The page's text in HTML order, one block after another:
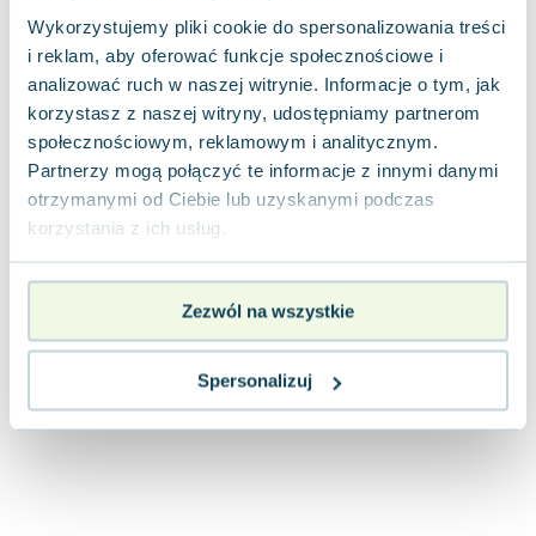
Wykorzystujemy pliki cookie do spersonalizowania treści
i reklam, aby oferować funkcje społecznościowe i
analizować ruch w naszej witrynie. Informacje o tym, jak
korzystasz z naszej witryny, udostępniamy partnerom
społecznościowym, reklamowym i analitycznym.
Partnerzy mogą połączyć te informacje z innymi danymi
otrzymanymi od Ciebie lub uzyskanymi podczas
korzystania z ich usług.
Zezwól na wszystkie
Spersonalizuj
Joseph Murphy
Jan Sztaudynger
Aleksander Puszkin
Oscar Wilde
Małgorzata Ohme
Maddie Ziegler
Leszek Czarnecki
Joanna Racewicz
Maria Seweryn
Anna Prus (oprac.)
Nela Mała Reporterka